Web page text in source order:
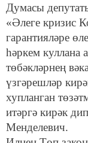
Думасы
«Әлеге кризис
гарантияләре
һәркем куллана
төбәкләрнең
үзгәрешләр
хупланган
итәргә кирәк
Менделевич.